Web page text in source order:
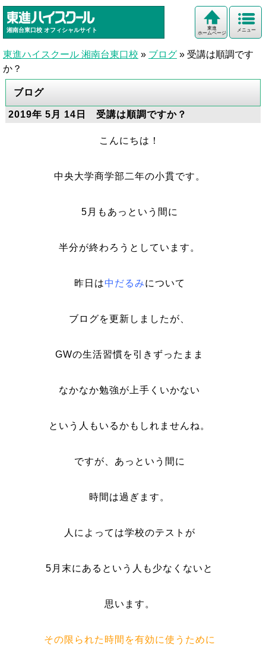
湘南台東口校 オフィシャルサイト メニュー
東進
ホームページ
東進ハイスクール 湘南台東口校 » ブログ » 受講は順調です
か？
ブログ
2019年 5月 14日 受講は順調ですか？
こんにちは！
中央大学商学部二年の小貫です。
5月もあっという間に
半分が終わろうとしています。
昨日は中だるみについて
ブログを更新しましたが、
GWの生活習慣を引きずったまま
なかなか勉強が上手くいかない
という人もいるかもしれませんね。
ですが、あっという間に
時間は過ぎます。
人によっては学校のテストが
5月末にあるという人も少なくないと
思います。
その限られた時間を有効に使うために